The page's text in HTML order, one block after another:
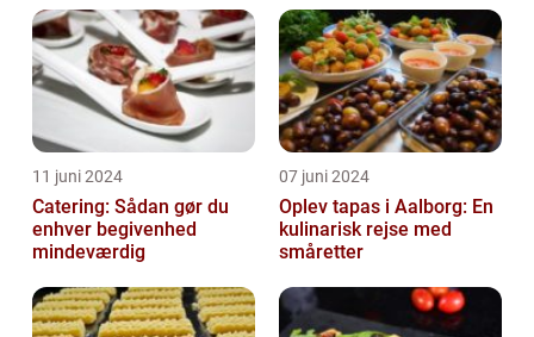
11 juni 2024
Catering: Sådan gør du
enhver begivenhed
mindeværdig
07 juni 2024
Oplev tapas i Aalborg: En
kulinarisk rejse med
småretter